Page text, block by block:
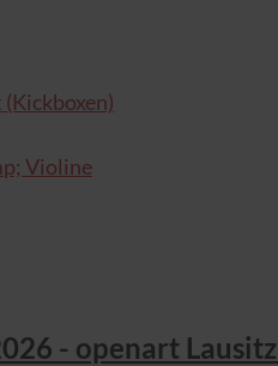
Violine
- openart